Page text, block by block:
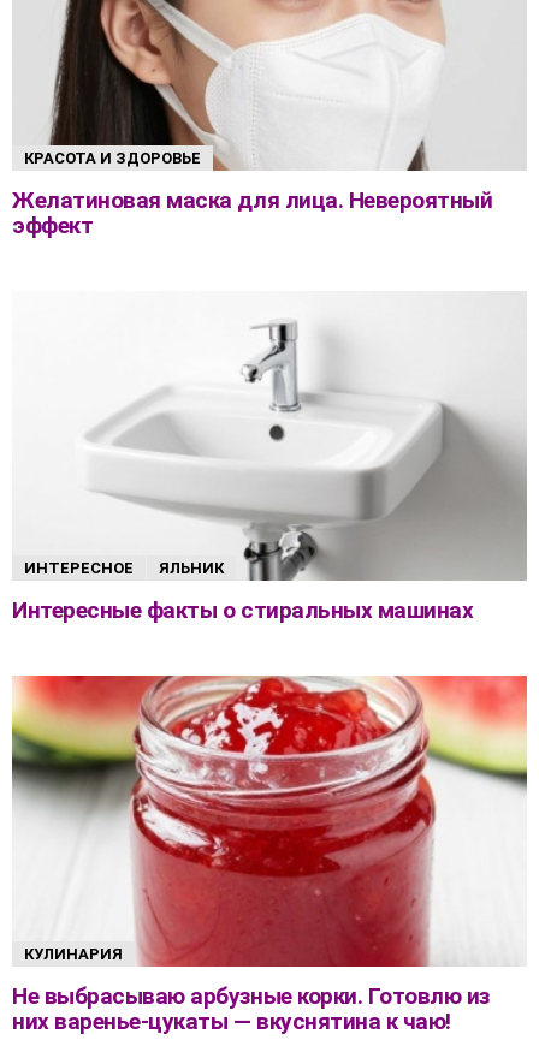
КРАСОТА И ЗДОРОВЬЕ
Желатиновая маска для лица. Невероятный
эффект
ИНТЕРЕСНОЕ ЯЛЬНИК
Интересные факты о стиральных машинах
КУЛИНАРИЯ
Не выбрасываю арбузные корки. Готовлю из
них варенье-цукаты — вкуснятина к чаю!